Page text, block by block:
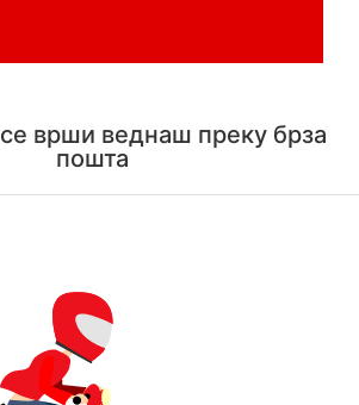
врши веднаш преку брза
пошта